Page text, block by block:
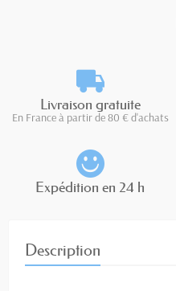
Livraison gratuite
En France à partir de 80 € d'achats
Expédition en 24 h
Description